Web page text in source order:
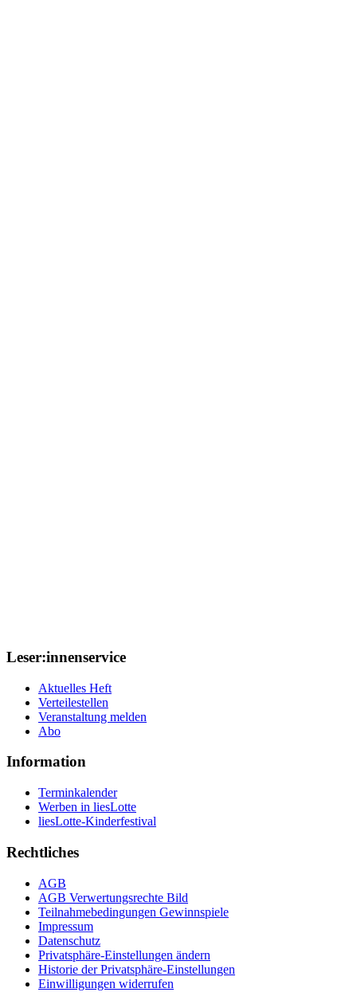
Leser:innenservice
Aktuelles Heft
Verteilestellen
Veranstaltung melden
Abo
Information
Terminkalender
Werben in liesLotte
liesLotte-Kinderfestival
Rechtliches
AGB
AGB Verwertungsrechte Bild
Teilnahmebedingungen Gewinnspiele
Impressum
Datenschutz
Privatsphäre-Einstellungen ändern
Historie der Privatsphäre-Einstellungen
Einwilligungen widerrufen